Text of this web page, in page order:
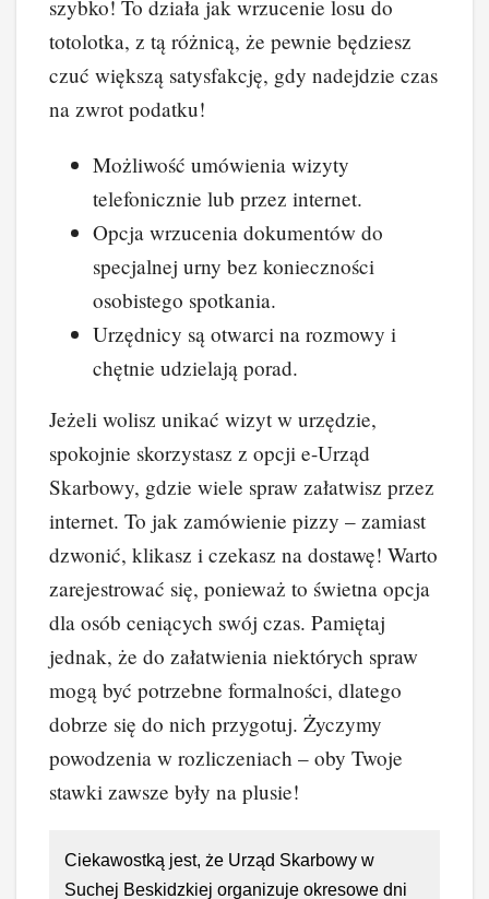
szybko! To działa jak wrzucenie losu do
totolotka, z tą różnicą, że pewnie będziesz
czuć większą satysfakcję, gdy nadejdzie czas
na zwrot podatku!
Możliwość umówienia wizyty
telefonicznie lub przez internet.
Opcja wrzucenia dokumentów do
specjalnej urny bez konieczności
osobistego spotkania.
Urzędnicy są otwarci na rozmowy i
chętnie udzielają porad.
Jeżeli wolisz unikać wizyt w urzędzie,
spokojnie skorzystasz z opcji e-Urząd
Skarbowy, gdzie wiele spraw załatwisz przez
internet. To jak zamówienie pizzy – zamiast
dzwonić, klikasz i czekasz na dostawę! Warto
zarejestrować się, ponieważ to świetna opcja
dla osób ceniących swój czas. Pamiętaj
jednak, że do załatwienia niektórych spraw
mogą być potrzebne formalności, dlatego
dobrze się do nich przygotuj. Życzymy
powodzenia w rozliczeniach – oby Twoje
stawki zawsze były na plusie!
Ciekawostką jest, że Urząd Skarbowy w
Suchej Beskidzkiej organizuje okresowe dni